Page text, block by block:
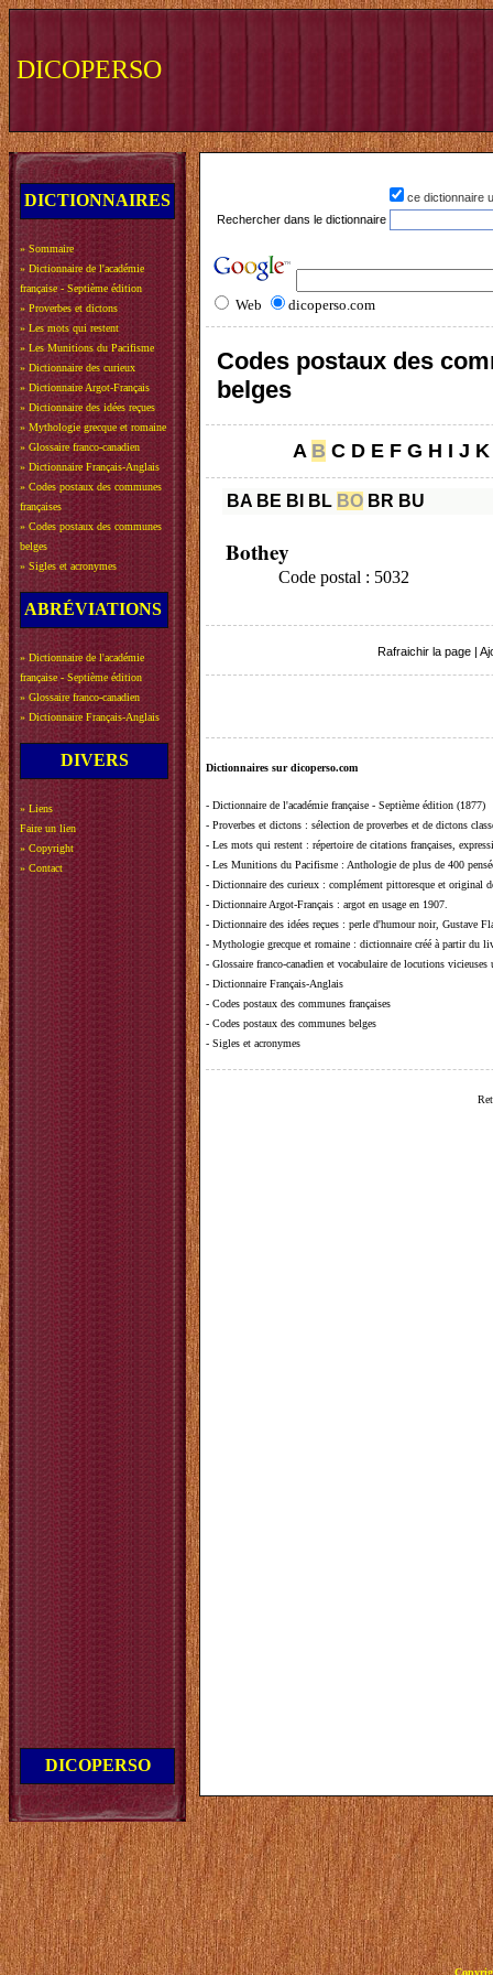
DICOPERSO
DICTIONNAIRES
» Sommaire
» Dictionnaire de l'académie
française - Septième édition
» Proverbes et dictons
» Les mots qui restent
» Les Munitions du Pacifisme
» Dictionnaire des curieux
» Dictionnaire Argot-Français
» Dictionnaire des idées reçues
» Mythologie grecque et romaine
» Glossaire franco-canadien
» Dictionnaire Français-Anglais
» Codes postaux des communes
françaises
» Codes postaux des communes
belges
» Sigles et acronymes
ABRÉVIATIONS
» Dictionnaire de l'académie
française - Septième édition
» Glossaire franco-canadien
» Dictionnaire Français-Anglais
DIVERS
» Liens
Faire un lien
» Copyright
» Contact
DICOPERSO
ce dictionnaire
Rechercher dans le dictionnaire
Web dicoperso.com
Codes postaux des
belges
A B C D E F G H I J K
BA BE BI BL BO BR BU
Bothey
Code postal : 5032
Rafraichir la page
Dictionnaires sur dicoperso.com
- Dictionnaire de l'académie française - Septième édition (1877)
- Proverbes et dictons : sélection de proverbes et de dictons
- Les mots qui restent : répertoire de citations françaises,
- Les Munitions du Pacifisme : Anthologie de plus de 400
- Dictionnaire des curieux : complément pittoresque et original
- Dictionnaire Argot-Français : argot en usage en 1907.
- Dictionnaire des idées reçues : perle d'humour noir, Gustave
- Mythologie grecque et romaine : dictionnaire créé à partir du
- Glossaire franco-canadien et vocabulaire de locutions vicieuses
- Dictionnaire Français-Anglais
- Codes postaux des communes françaises
- Codes postaux des communes belges
- Sigles et acronymes